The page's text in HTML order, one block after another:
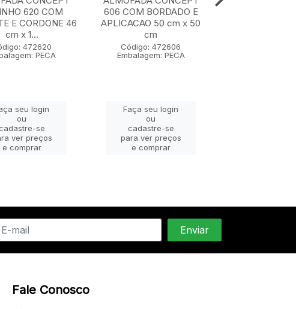
620 COM
E CORDONE 46
cm x 1...
472620
PECA
seu login
ou
se
ver preços
e comprar
606 COM BORDADO E
APLICACAO 50 cm x 50
cm
Código: 472606
Embalagem: PECA
Faça seu login
ou
cadastre-se
para ver preços
e comprar
Fale Conosco